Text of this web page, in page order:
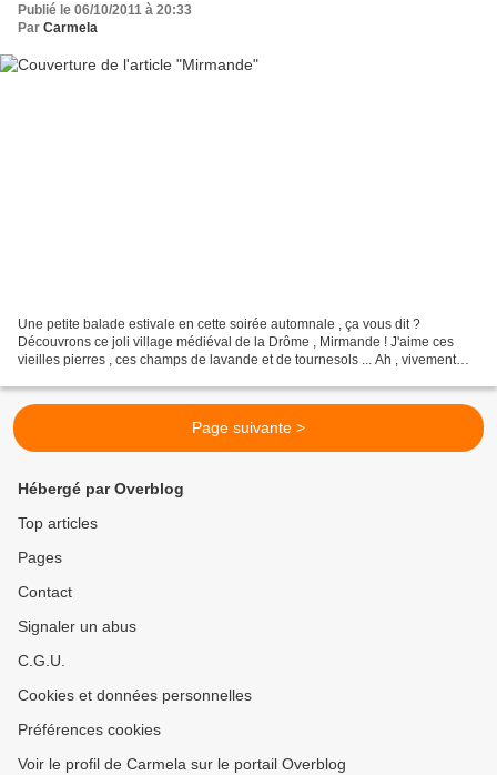
Publié le 06/10/2011 à 20:33
Par Carmela
Une petite balade estivale en cette soirée automnale , ça vous dit ?
Découvrons ce joli village médiéval de la Drôme , Mirmande ! J'aime ces
vieilles pierres , ces champs de lavande et de tournesols ... Ah , vivement
Page suivante >
Hébergé par Overblog
Top articles
Pages
Contact
Signaler un abus
C.G.U.
Cookies et données personnelles
Préférences cookies
Voir le profil de Carmela sur le portail Overblog